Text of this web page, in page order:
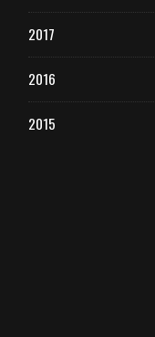
2017
2016
2015